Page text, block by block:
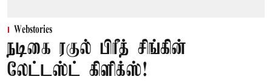
Webstories
நடிகை ரகுல் பிரீத் சிங்கின்
லேட்டஸ்ட் கிளிக்ஸ்!